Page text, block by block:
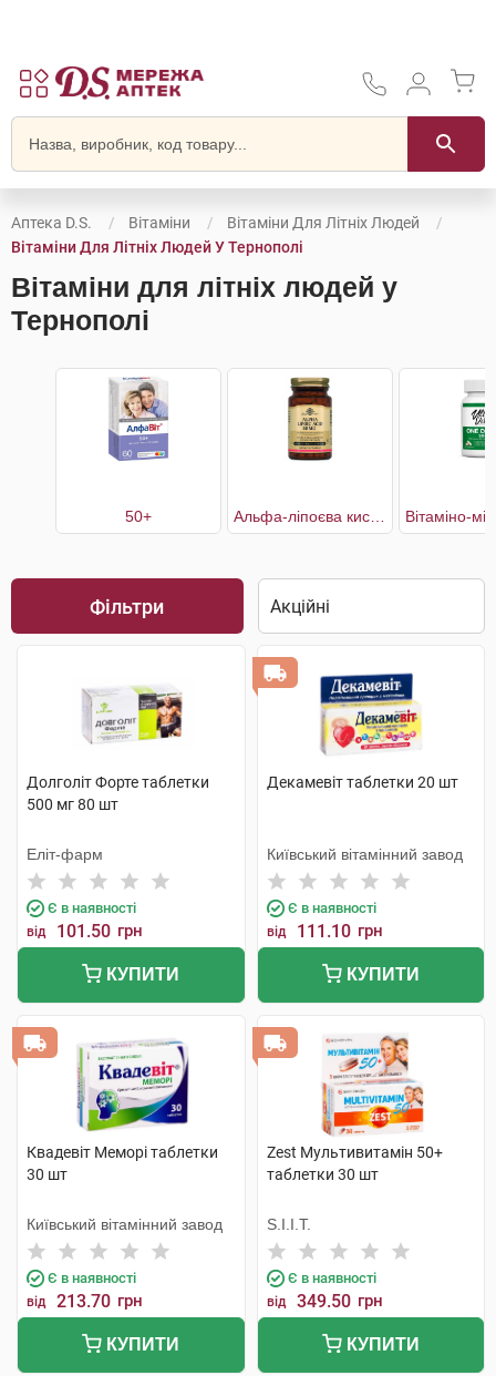
Аптека D.S. Вітаміни
Вітаміни Для Літніх Людей
Вітаміни Для Літніх Людей У Тернополі
Вітаміни для літніх людей у
Тернополі
50+
Фільтри
Долголіт Форте таблетки
500 мг 80 шт
Еліт-фарм
Є в наявності
від 101.50 грн
КУПИТИ
Декамевіт таблетки 20 шт
Київський вітамінний завод
Є в наявності
від 111.10 грн
КУПИТИ
Квадевіт Меморі таблетки
30 шт
Київський вітамінний завод
Є в наявності
від 213.70 грн
КУПИТИ
Zest Мультивитамін 50+
таблетки 30 шт
S.I.I.T.
Є в наявності
від 349.50 грн
КУПИТИ